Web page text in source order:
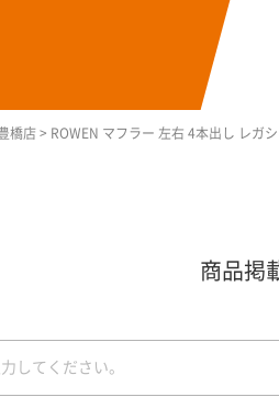
橋店 > ROWEN マフラー 左右 4本出し レ
商品掲